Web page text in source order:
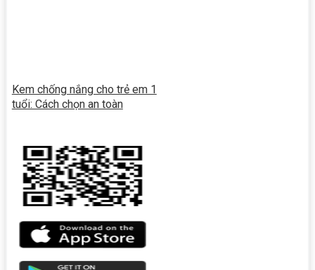
Kem chống nắng cho trẻ em 1
tuổi: Cách chọn an toàn